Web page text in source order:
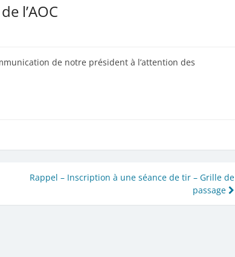
l’AOC
de notre président à l’attention des
Rappel – Inscription à une séance de tir – Grille de
passage